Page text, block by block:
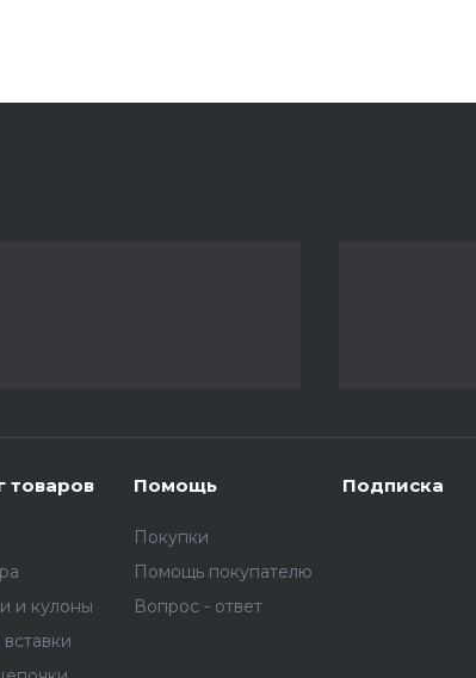
товаров
и кулоны
Помощь
Покупки
Помощь покупателю
Вопрос - ответ
Подписка